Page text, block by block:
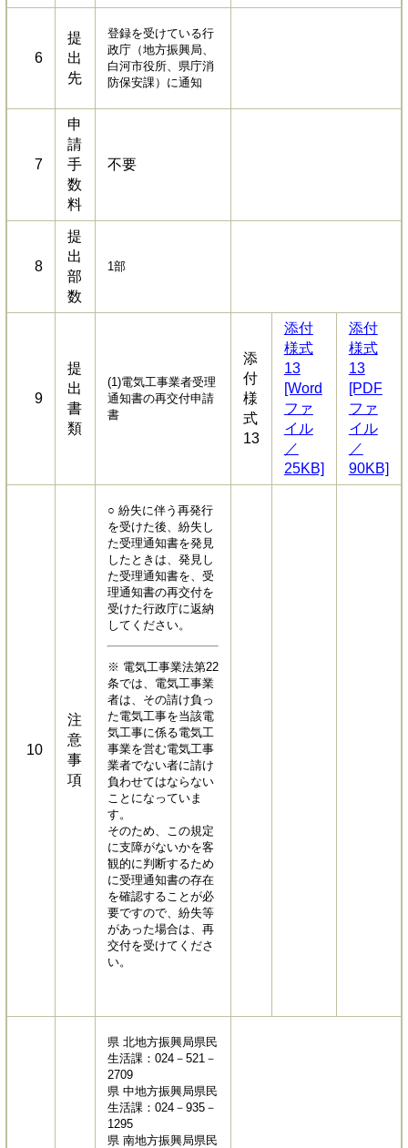
6
提
出
先
登録を受けている行
政庁（地方振興局、
白河市役所、県庁消
防保安課）に通知
7
申
請
手
数
料
不要
8
提
出
部
数
1部
9
提
出
書
類
(1)電気工事業者受理
通知書の再交付申請
書
添
付
様
式
13
添付
様式
13
[Word
ファ
イル
／
25KB]
添付
様式
13
[PDF
ファ
イル
／
90KB]
10
注
意
事
項
○ 紛失に伴う再発行
を受けた後、紛失し
た受理通知書を発見
したときは、発見し
た受理通知書を、受
理通知書の再交付を
受けた行政庁に返納
してください。
※ 電気工事業法第22
条では、電気工事業
者は、その請け負っ
た電気工事を当該電
気工事に係る電気工
事業を営む電気工事
業者でない者に請け
負わせてはならない
ことになっていま
す。
そのため、この規定
に支障がないかを客
観的に判断するため
に受理通知書の存在
を確認することが必
要ですので、紛失等
があった場合は、再
交付を受けてくださ
い。
県 北地方振興局県民
生活課：024－521－
2709
県 中地方振興局県民
生活課：024－935－
1295
県 南地方振興局県民